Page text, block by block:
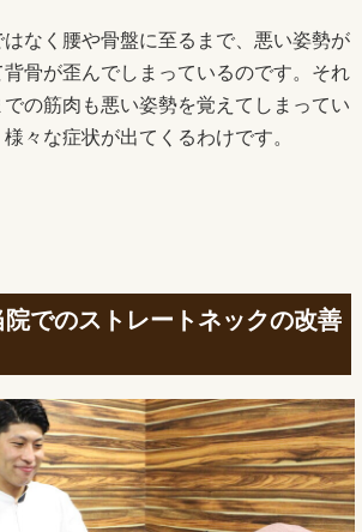
なく腰や骨盤に至るまで、悪い姿勢が
骨が歪んでしまっているのです。それ
の筋肉も悪い姿勢を覚えてしまってい
々な症状が出てくるわけです。
でのストレートネックの改善